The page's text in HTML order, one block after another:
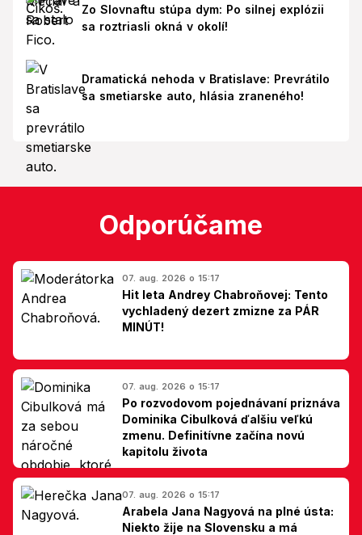
Zo Slovnaftu stúpa dym: Po silnej explózii
sa roztriasli okná v okolí!
Dramatická nehoda v Bratislave: Prevrátilo
sa smetiarske auto, hlásia zraneného!
Odporúčame
07. aug. 2026 o 15:17
Hit leta Andrey Chabroňovej: Tento
vychladený dezert zmizne za PÁR
MINÚT!
07. aug. 2026 o 15:17
Po rozvodovom pojednávaní priznáva
Dominika Cibulková ďalšiu veľkú
zmenu. Definitívne začína novú
kapitolu života
07. aug. 2026 o 15:17
Arabela Jana Nagyová na plné ústa:
Niekto žije na Slovensku a má